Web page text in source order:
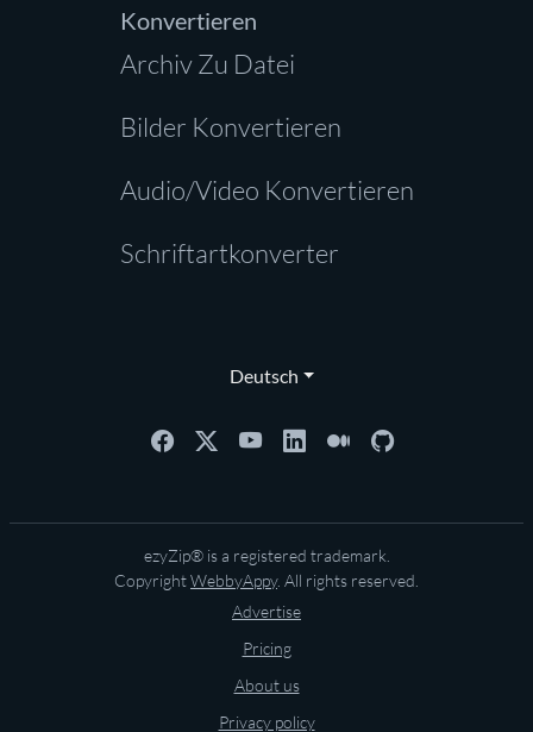
Konvertieren
Archiv Zu Datei
Bilder Konvertieren
Audio/Video Konvertieren
Schriftartkonverter
Deutsch
ezyZip® is a registered trademark.
CopyrightWebbyAppy. All rights reserved.
Advertise
Pricing
About us
Privacy policy